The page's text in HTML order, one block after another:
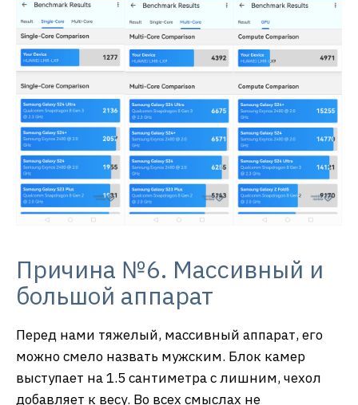
Причина №6. Массивный и
большой аппарат
Перед нами тяжелый, массивный аппарат, его
можно смело назвать мужским. Блок камер
выступает на 1.5 сантиметра с лишним, чехол
добавляет к весу. Во всех смыслах не